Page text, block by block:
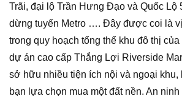
Trãi, đại lộ Trần Hưng Đạo và Quốc Lộ
dừng tuyến Metro …. Đây được coi là
trong quy hoạch tổng thể khu đô thị
dự án cao cấp Thắng Lợi Riverside
sở hữu nhiều tiện ích nội và ngoại khu,
bạn lựa chọn mua một đất nền. An